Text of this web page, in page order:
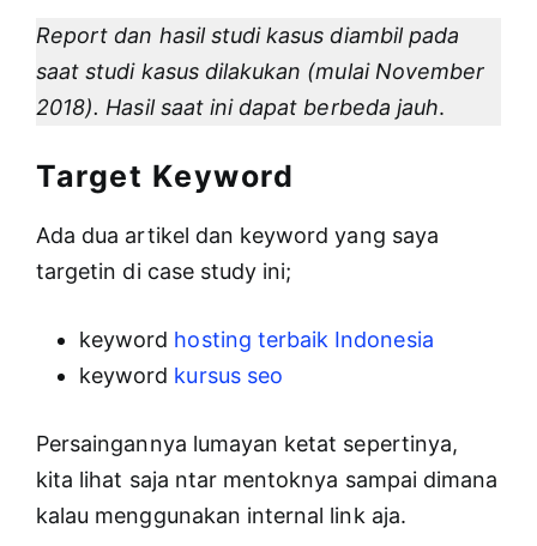
Report dan hasil studi kasus diambil pada
saat studi kasus dilakukan (mulai November
2018). Hasil saat ini dapat berbeda jauh.
Target Keyword
Ada dua artikel dan keyword yang saya
targetin di case study ini;
keyword hosting terbaik Indonesia
keyword kursus seo
Persaingannya lumayan ketat sepertinya,
kita lihat saja ntar mentoknya sampai dimana
kalau menggunakan internal link aja.